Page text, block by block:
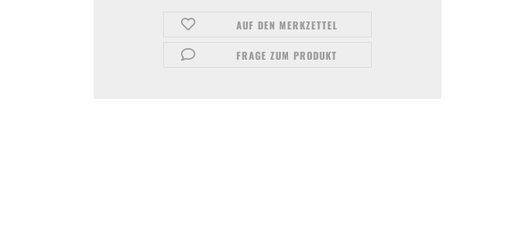
AUF DEN MERKZETTEL
FRAGE ZUM PRODUKT